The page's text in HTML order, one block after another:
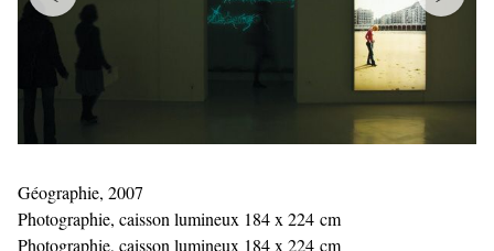
Géographie, 2007
Photographie, caisson lumineux 184 x 224 cm
Photographie, caisson lumineux 184 x 224 cm